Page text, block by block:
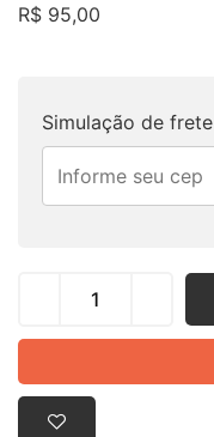
R$ 95,00
Simulação de frete